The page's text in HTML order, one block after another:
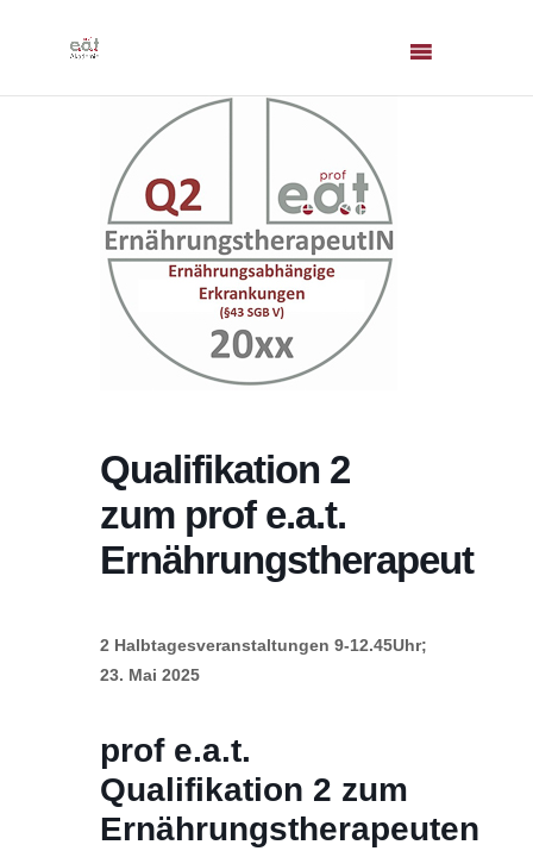
Qualifikation 2
zum prof e.a.t.
Ernährungstherapeut
2 Halbtagesveranstaltungen 9-12.45Uhr;
23. Mai 2025
prof e.a.t.
Qualifikation 2 zum
Ernährungstherapeuten